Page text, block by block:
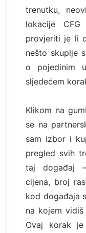
trenutku,
lokacije
provjeriti je li
nešto skuplje
o pojedinim
sljedećem
Klikom na
se na
sam izbor i
pregled svih
taj događaj
cijena, broj
kod događaja
na kojem
Ovaj korak